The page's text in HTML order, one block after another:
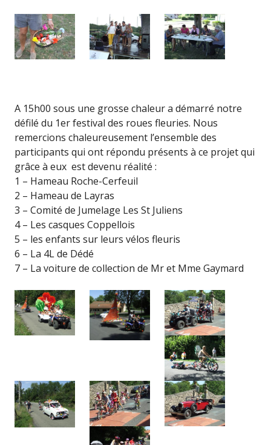
A 15h00 sous une grosse chaleur a démarré notre
défilé du 1er festival des roues fleuries. Nous
remercions chaleureusement l’ensemble des
participants qui ont répondu présents à ce projet qui
grâce à eux est devenu réalité :
1 – Hameau Roche-Cerfeuil
2 – Hameau de Layras
3 – Comité de Jumelage Les St Juliens
4 – Les casques Coppellois
5 – les enfants sur leurs vélos fleuris
6 – La 4L de Dédé
7 – La voiture de collection de Mr et Mme Gaymard